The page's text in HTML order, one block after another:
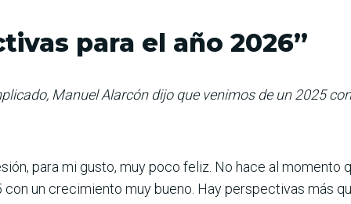
para el año 2026”
Manuel Alarcón dijo que venimos de un 2025
para mi gusto, muy poco feliz. No hace al momento
un crecimiento muy bueno. Hay perspecti­vas más